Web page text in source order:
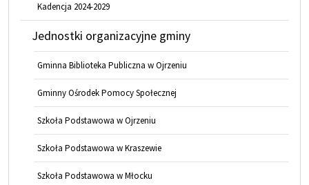
Kadencja 2024-2029
Jednostki organizacyjne gminy
Gminna Biblioteka Publiczna w Ojrzeniu
Gminny Ośrodek Pomocy Społecznej
Szkoła Podstawowa w Ojrzeniu
Szkoła Podstawowa w Kraszewie
Szkoła Podstawowa w Młocku